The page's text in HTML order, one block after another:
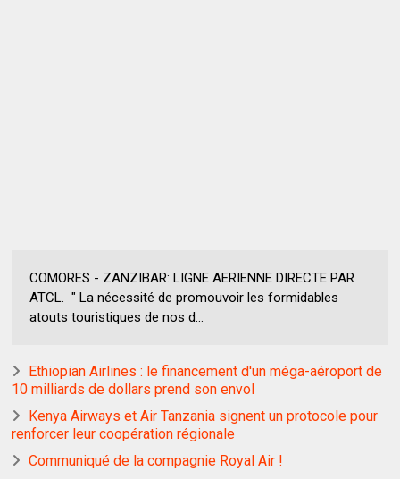
COMORES - ZANZIBAR: LIGNE AERIENNE DIRECTE PAR
ATCL. " La nécessité de promouvoir les formidables
atouts touristiques de nos d...
Ethiopian Airlines : le financement d'un méga-aéroport de
10 milliards de dollars prend son envol
Kenya Airways et Air Tanzania signent un protocole pour
renforcer leur coopération régionale
Communiqué de la compagnie Royal Air !